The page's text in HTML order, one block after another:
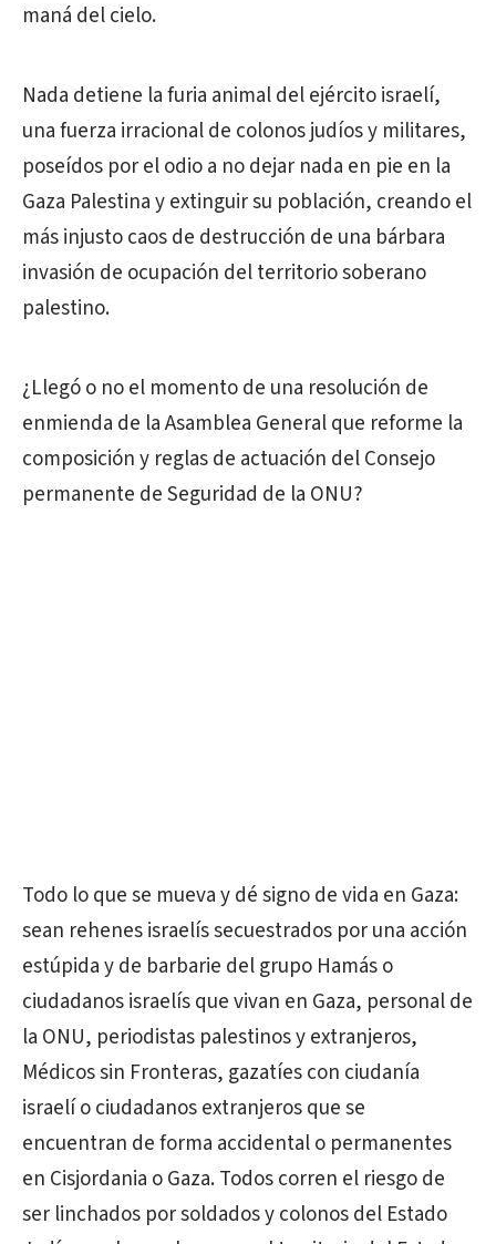
maná del cielo.
Nada detiene la furia animal del ejército israelí,
una fuerza irracional de colonos judíos y militares,
poseídos por el odio a no dejar nada en pie en la
Gaza Palestina y extinguir su población, creando el
más injusto caos de destrucción de una bárbara
invasión de ocupación del territorio soberano
palestino.
¿Llegó o no el momento de una resolución de
enmienda de la Asamblea General que reforme la
composición y reglas de actuación del Consejo
permanente de Seguridad de la ONU?
Todo lo que se mueva y dé signo de vida en Gaza:
sean rehenes israelís secuestrados por una acción
estúpida y de barbarie del grupo Hamás o
ciudadanos israelís que vivan en Gaza, personal de
la ONU, periodistas palestinos y extranjeros,
Médicos sin Fronteras, gazatíes con ciudanía
israelí o ciudadanos extranjeros que se
encuentran de forma accidental o permanentes
en Cisjordania o Gaza. Todos corren el riesgo de
ser linchados por soldados y colonos del Estado